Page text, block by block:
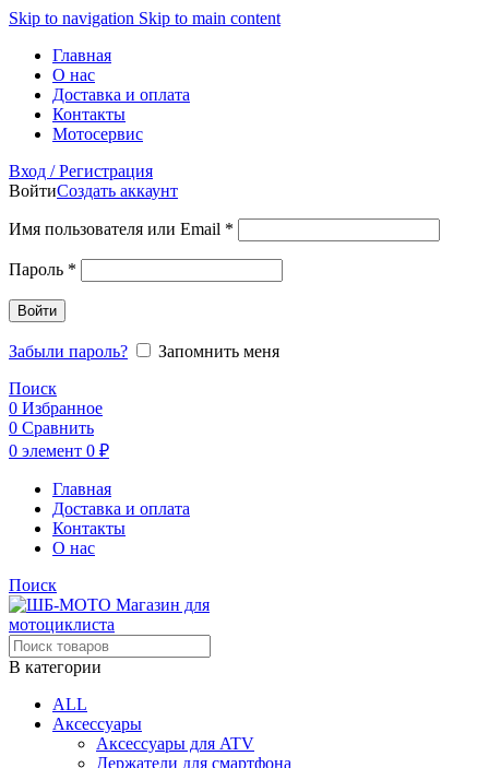
Skip to navigation Skip to main content
Главная
О нас
Доставка и оплата
Контакты
Мотосервис
Вход / Регистрация
ВойтиСоздать аккаунт
Имя пользователя или Email *
Пароль *
Войти
Забыли пароль?
Запомнить меня
Поиск
0 Избранное
0 Сравнить
0 элемент 0 ₽
Главная
Доставка и оплата
Контакты
О нас
Поиск
В категории
ALL
Аксессуары
Аксессуары для ATV
Держатели для смартфона